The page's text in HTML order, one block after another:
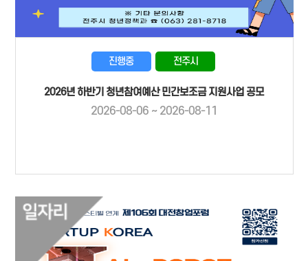
진행중 전주시
2026년 하반기 청년참여예산 민간보조금 지원사업 공모
2026-08-06 ~ 2026-08-11